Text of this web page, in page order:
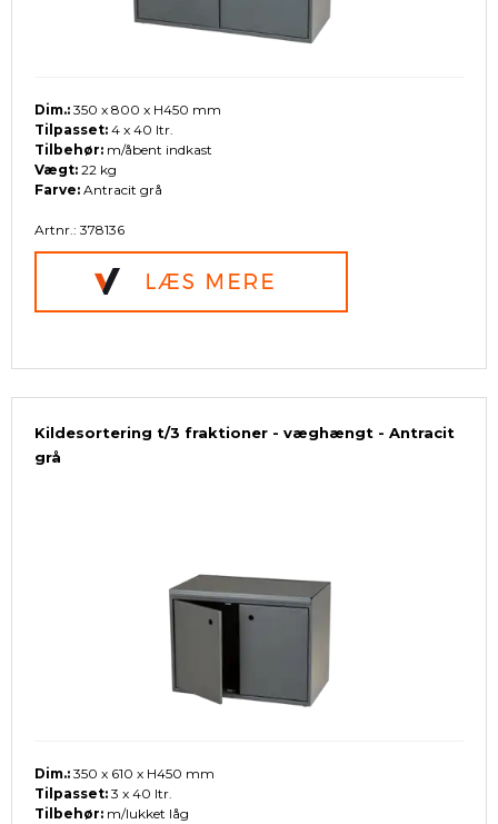
Dim.: 350 x 800 x H450 mm
Tilpasset: 4 x 40 ltr.
Tilbehør: m/åbent indkast
Vægt: 22 kg
Farve: Antracit grå
Artnr.: 378136
Kildesortering t/3 fraktioner - væghængt - Antracit
grå
Dim.: 350 x 610 x H450 mm
Tilpasset: 3 x 40 ltr.
Tilbehør: m/lukket låg